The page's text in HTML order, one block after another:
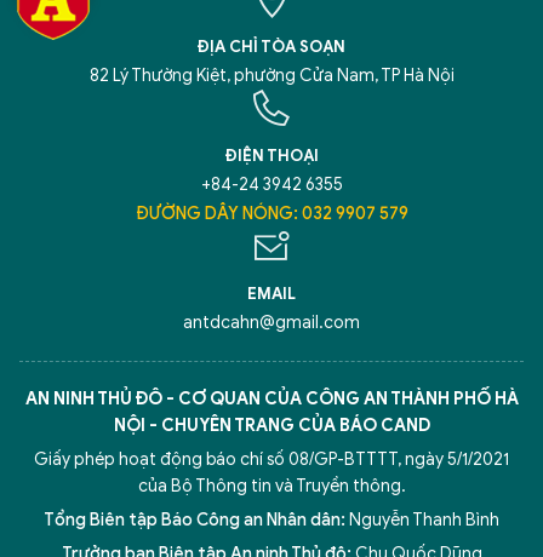
ĐỊA CHỈ TÒA SOẠN
82 Lý Thường Kiệt, phường Cửa Nam, TP Hà Nội
ĐIỆN THOẠI
+84-24 3942 6355
ĐƯỜNG DÂY NÓNG: 032 9907 579
EMAIL
antdcahn@gmail.com
AN NINH THỦ ĐÔ - CƠ QUAN CỦA CÔNG AN THÀNH PHỐ HÀ
NỘI - CHUYÊN TRANG CỦA BÁO CAND
Giấy phép hoạt động báo chí số 08/GP-BTTTT, ngày 5/1/2021
của Bộ Thông tin và Truyền thông.
Tổng Biên tập Báo Công an Nhân dân: Nguyễn Thanh Bình